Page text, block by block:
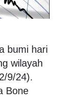
bumi hari
wilayah
9/24).
Bone